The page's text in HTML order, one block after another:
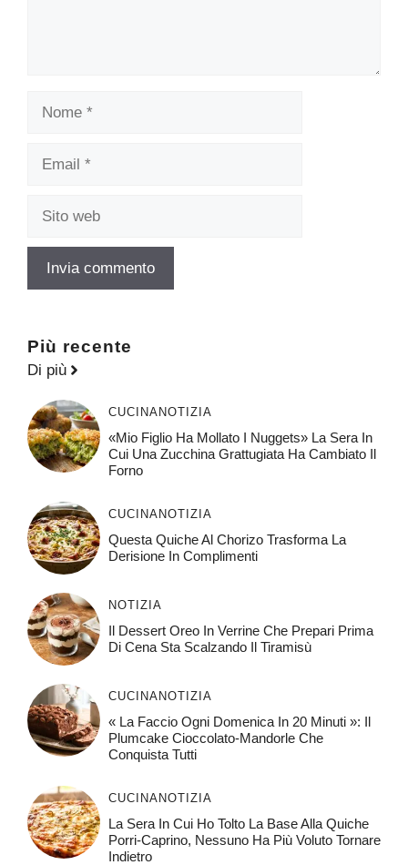
Più recente
Di più
CUCINANOTIZIA
«Mio Figlio Ha Mollato I Nuggets» La Sera In
Cui Una Zucchina Grattugiata Ha Cambiato Il
Forno
CUCINANOTIZIA
Questa Quiche Al Chorizo ​​trasforma La
Derisione In Complimenti
NOTIZIA
Il Dessert Oreo In Verrine Che Prepari Prima
Di Cena Sta Scalzando Il Tiramisù
CUCINANOTIZIA
« La Faccio Ogni Domenica In 20 Minuti »: Il
Plumcake Cioccolato-Mandorle Che
Conquista Tutti
CUCINANOTIZIA
La Sera In Cui Ho Tolto La Base Alla Quiche
Porri-Caprino, Nessuno Ha Più Voluto Tornare
Indietro